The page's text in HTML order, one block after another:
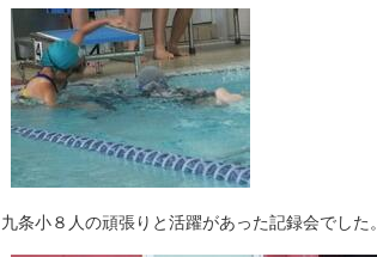
九条小８人の頑張りと活躍があった記録会でした。